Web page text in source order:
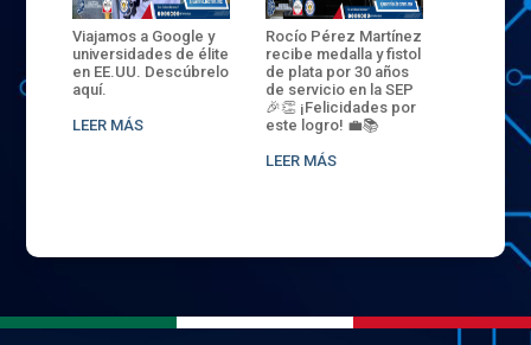
Viajamos a Google y
universidades de élite
en EE.UU. Descúbrelo
aquí.
LEER MÁS
Rocío Pérez Martínez
recibe medalla y fistol
de plata por 30 años
de servicio en la SEP
🎉👏 ¡Felicidades por
este logro! 💼📚
LEER MÁS
ENECB-
del
batalla.
32
sede